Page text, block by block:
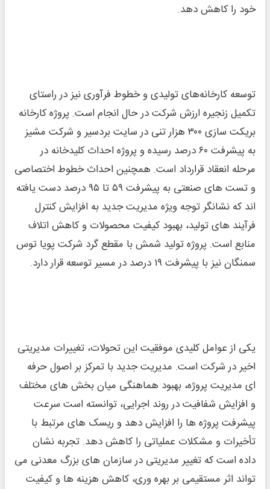
خود را کاهش دهد.
توسعه کارخانه‌های تولیدی و خطوط فرآوری نیز در راستای
تکمیل زنجیره ارزش شرکت در حال انجام است. پروژه کارخانه
بریکت ‌سازی ۳۰۰ هزار تنی در سایت بردسیر و شرکت مشیز
به پیشرفت ۶۰ درصد رسیده و پروژه احداث کلیدخانه در
مرحله انعقاد قرارداد است. همچنین احداث خطوط اختصاصی
و تست‌ های صنعتی به پیشرفت ۵۹ تا ۹۵ درصد دست یافته‌
اند که نشانگر توجه ویژه مدیریت جدید به افزایش کنترل
فرآیند های تولید، بهبود کیفیت محصولات و کاهش اتلاف
منابع است. پروژه تولید شمش با مقطع گرد شرکت پویا توس
سمنگان نیز با پیشرفت ۱۹ درصد در مسیر توسعه قرار دارد.
یکی از عوامل کلیدی موفقیت این تحولات، تغییرات مدیریتی
اخیر در شرکت است. مدیریت جدید با تمرکز بر اصول حرفه
‌ای مدیریت پروژه، بهبود هماهنگی میان بخش‌ های مختلف
و افزایش شفافیت در روند اجرایی، توانسته است سرعت
پیشرفت پروژه ‌ها را افزایش دهد و ریسک‌ های مرتبط با
تأخیرات و مشکلات عملیاتی را کاهش دهد. تجربه نشان
داده است که تغییر مدیریتی در سازمان ‌های بزرگ معدنی می‌
تواند اثر مستقیمی بر بهره‌ وری، کاهش هزینه ‌ها و کیفیت